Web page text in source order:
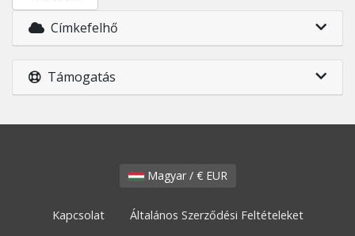
Címkefelhő
Támogatás
Magyar / € EUR
Kapcsolat Általános Szerződési Feltételeket